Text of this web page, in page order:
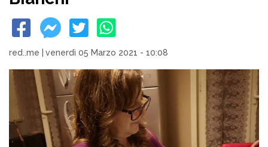
red..me venerdì 05 Marzo 2021 - 10:08